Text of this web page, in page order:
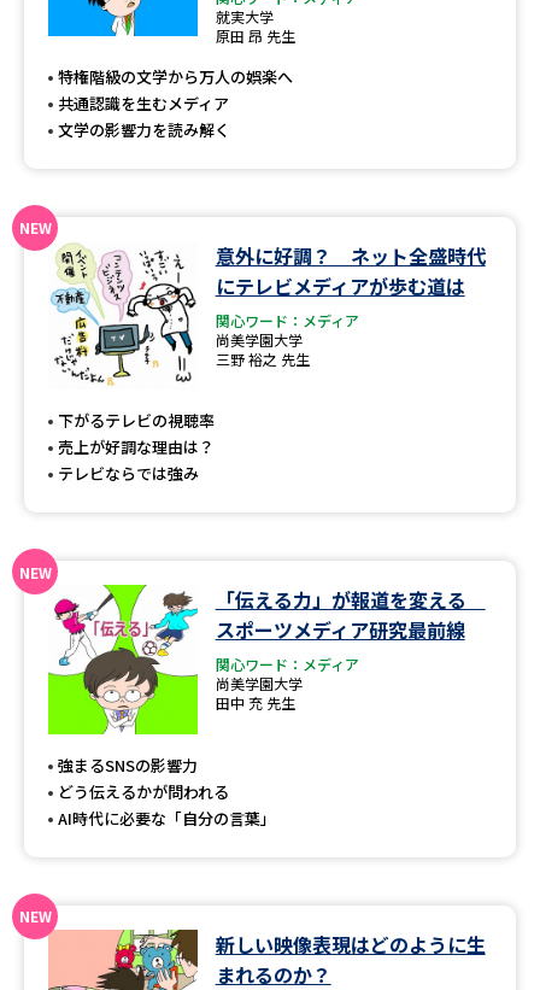
新学年スタート号特集ページ
新学年スタート号特集ページ
SELFBRAND特集ページ
オープンキャンパス検索
来場型・Web型イベント特集 夢ナビライブ
併願校選び
先輩が入学を決めた理由 テレメール全国一斉進学調査
新生活お役立ちガイド
学問発見
大学で学びたい学問発見
学問のミニ講義「夢ナビ講義」 学問分野解説
就実大学
原田 昂 先生
特権階級の文学から万人の娯楽へ
共通認識を生むメディア
文学の影響力を読み解く
意外に好調？ ネット全盛時代
にテレビメディアが歩む道は
関心ワード：メディア
尚美学園大学
三野 裕之 先生
下がるテレビの視聴率
売上が好調な理由は？
テレビならでは強み
「伝える力」が報道を変える
スポーツメディア研究最前線
関心ワード：メディア
尚美学園大学
田中 充 先生
強まるSNSの影響力
どう伝えるかが問われる
AI時代に必要な「自分の言葉」
新しい映像表現はどのように生
まれるのか？